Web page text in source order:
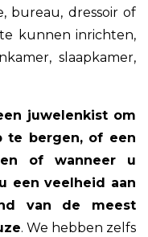
bureau, dressoir of
kunnen inrichten,
slaapkamer,
juwelenkist om
te bergen, of een
of wanneer u
een veelheid aan
van de meest
. We hebben zelfs